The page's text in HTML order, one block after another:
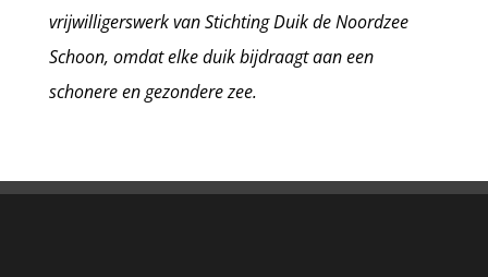
vrijwilligerswerk van Stichting Duik de Noordzee
Schoon, omdat elke duik bijdraagt aan een
schonere en gezondere zee.